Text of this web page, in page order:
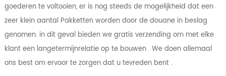
goederen te voltooien, er is nog steeds de mogelijkheid dat een
zeer klein aantal Pakketten worden door de douane in beslag
genomen. in dit geval bieden we gratis verzending om met elke
klant een langetermijnrelatie op te bouwen . We doen allemaal
ons best om ervoor te zorgen dat u tevreden bent .